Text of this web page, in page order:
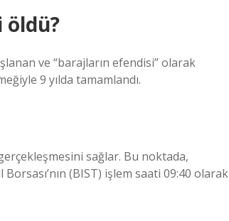
öldü?
ve “barajların efendisi” olarak
9 yılda tamamlandı.
sağlar. Bu noktada,
(BIST) işlem saati 09:40 olarak